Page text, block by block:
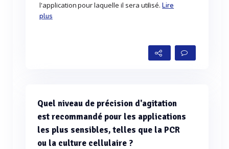
l'application pour laquelle il sera utilisé.Lire
plus
Quel niveau de précision d'agitation
est recommandé pour les applications
les plus sensibles, telles que la PCR
ou la culture cellulaire ?